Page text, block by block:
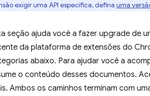
exigir uma API específica, defina uma
seção ajuda você a fazer upgrade de
da plataforma de extensões do
abaixo. Para ajudar você a
o conteúdo desses documentos.
Ambos os caminhos terminam com